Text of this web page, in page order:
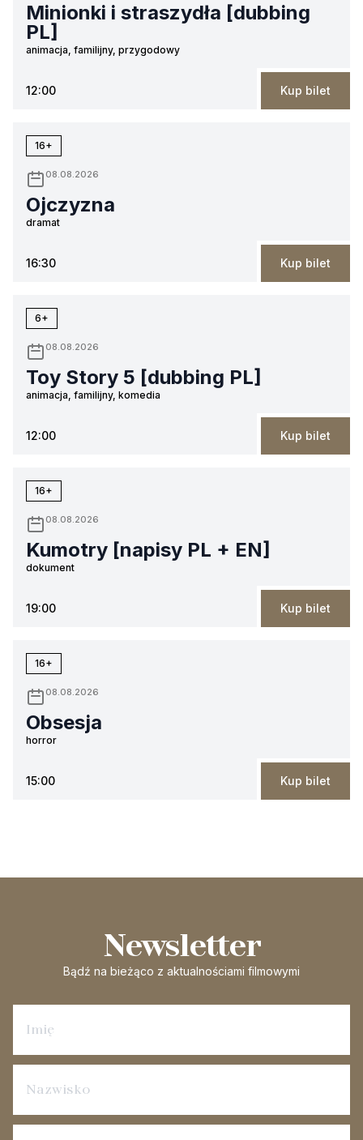
Minionki i straszydła [dubbing
PL]
animacja, familijny, przygodowy
12:00 Kup bilet
16+
08.08.2026
Ojczyzna
dramat
16:30 Kup bilet
6+
08.08.2026
Toy Story 5 [dubbing PL]
animacja, familijny, komedia
12:00 Kup bilet
16+
08.08.2026
Kumotry [napisy PL + EN]
dokument
19:00 Kup bilet
16+
08.08.2026
Obsesja
horror
15:00 Kup bilet
Newsletter
Bądź na bieżąco z aktualnościami filmowymi